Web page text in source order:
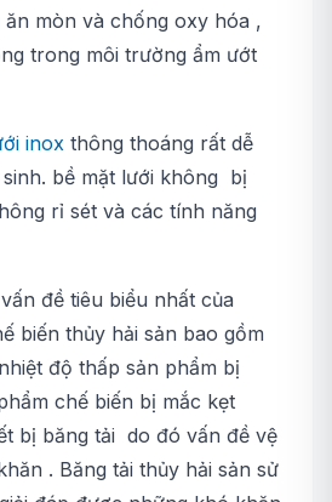
mòn và chống oxy hóa ,
trong môi trường ẩm ướt
inox thông thoáng rất dễ
bề mặt lưới không bị
rỉ sét và các tính năng
đề tiêu biểu nhất của
biến thủy hải sản bao gồm
độ thấp sản phẩm bị
chế biến bị mắc kẹt
bị băng tải do đó vấn đề vệ
. Băng tải thủy hải sản sử